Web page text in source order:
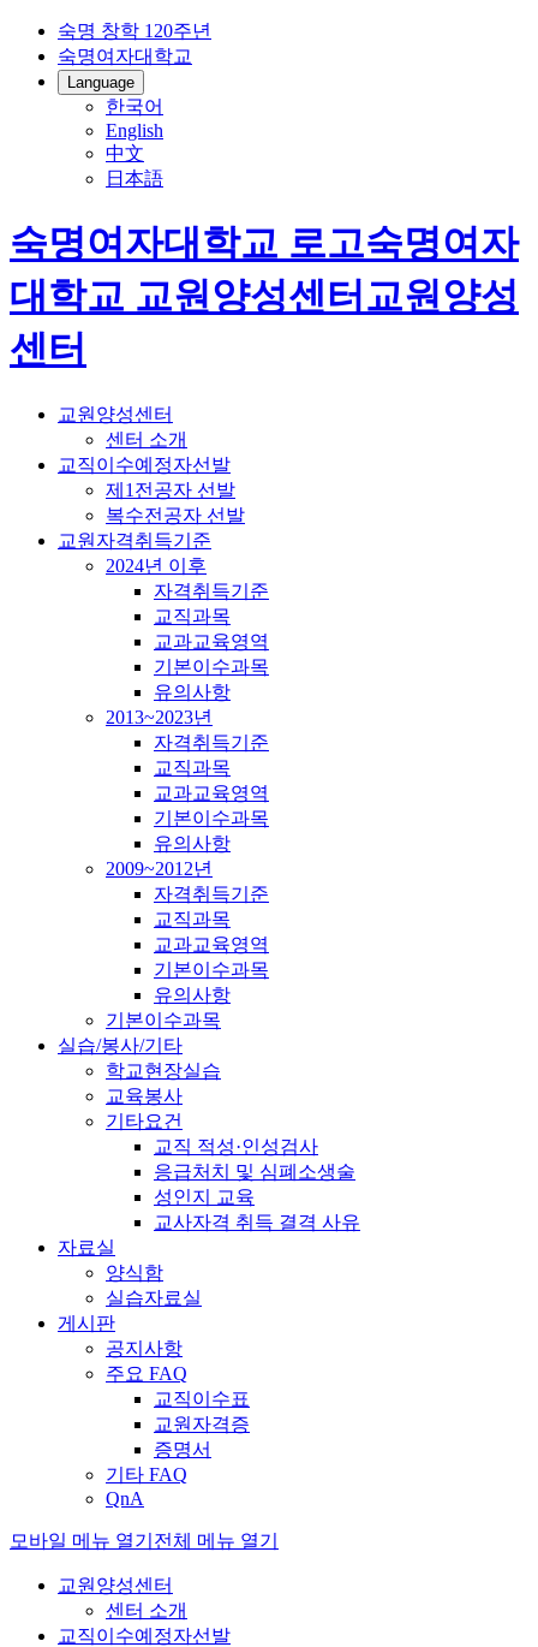
숙명 창학 120주년
숙명여자대학교
Language
한국어
English
中文
日本語
숙명여자대학교 로고숙명여자
대학교 교원양성센터교원양성
센터
교원양성센터
센터 소개
교직이수예정자선발
제1전공자 선발
복수전공자 선발
교원자격취득기준
2024년 이후
자격취득기준
교직과목
교과교육영역
기본이수과목
유의사항
2013~2023년
자격취득기준
교직과목
교과교육영역
기본이수과목
유의사항
2009~2012년
자격취득기준
교직과목
교과교육영역
기본이수과목
유의사항
기본이수과목
실습/봉사/기타
학교현장실습
교육봉사
기타요건
교직 적성·인성검사
응급처치 및 심폐소생술
성인지 교육
교사자격 취득 결격 사유
자료실
양식함
실습자료실
게시판
공지사항
주요 FAQ
교직이수표
교원자격증
증명서
기타 FAQ
QnA
모바일 메뉴 열기 전체 메뉴 열기
교원양성센터
센터 소개
교직이수예정자선발